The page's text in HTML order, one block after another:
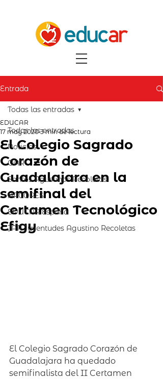
Entrada
Todas las entradas
Noticias
OAR
Santos Agustinos Recoletos
ARCORES
EDUCAR España
JAR Juventudes Agustino Recoletas
Todas las entradas
El Colegio Sagrado
Corazón de
Guadalajara en la
semifinal del
Certamen Tecnológico
Efigy
EDUCAR
17 may 2020 3 min de lectura
El Colegio Sagrado Corazón de
Guadalajara ha quedado
semifinalista del II Certamen